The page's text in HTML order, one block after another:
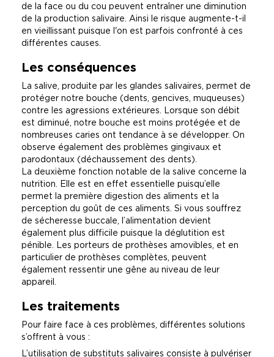
de la face ou du cou peuvent entraîner une diminution
de la production salivaire. Ainsi le risque augmente-t-il
en vieillissant puisque l'on est parfois confronté à ces
différentes causes.
Les conséquences
La salive, produite par les glandes salivaires, permet de
protéger notre bouche (dents, gencives, muqueuses)
contre les agressions extérieures. Lorsque son débit
est diminué, notre bouche est moins protégée et de
nombreuses caries ont tendance à se développer. On
observe également des problèmes gingivaux et
parodontaux (déchaussement des dents).
La deuxième fonction notable de la salive concerne la
nutrition. Elle est en effet essentielle puisqu’elle
permet la première digestion des aliments et la
perception du goût de ces aliments. Si vous souffrez
de sécheresse buccale, l’alimentation devient
également plus difficile puisque la déglutition est
pénible. Les porteurs de prothèses amovibles, et en
particulier de prothèses complètes, peuvent
également ressentir une gêne au niveau de leur
appareil.
Les traitements
Pour faire face à ces problèmes, différentes solutions
s’offrent à vous :
L’utilisation de substituts salivaires consiste à pulvériser